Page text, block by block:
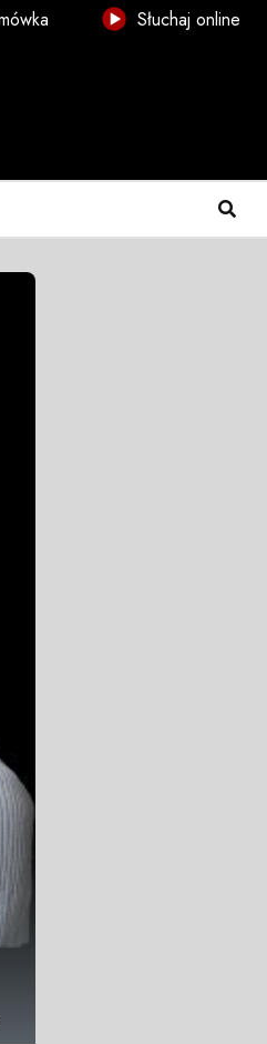
Słuchaj online